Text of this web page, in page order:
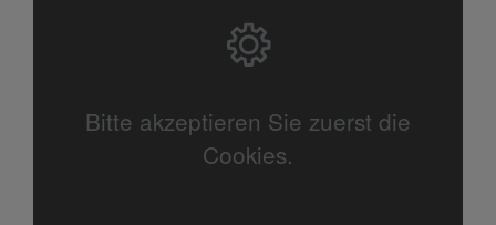
Bitte akzeptieren Sie zuerst die
Cookies.